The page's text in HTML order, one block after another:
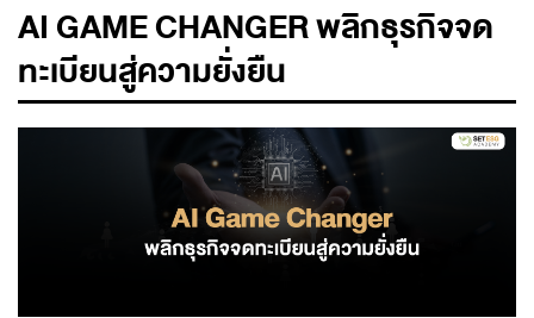
AI GAME CHANGER พลิกธุรกิจจด
ทะเบียนสู่ความยั่งยืน